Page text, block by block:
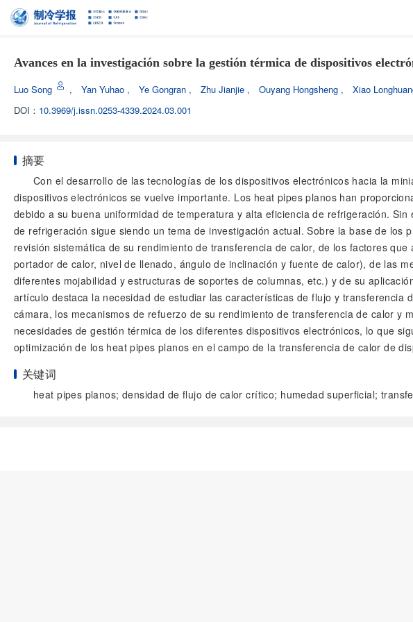
Avances en la investigación sobre la gestión térmica de dispositivos
Luo Song , Yan Yuhao , Ye Gongran , Zhu Jianjie , Ouyang Hongsheng , Xiao
DOI： 10.3969/j.issn.0253-4339.2024.03.001
摘要
Con el desarrollo de las tecnologías de los dispositivos electrónicos hacia la
dispositivos electrónicos se vuelve importante. Los heat pipes planos han
debido a su buena uniformidad de temperatura y alta eficiencia de refrigeración.
de refrigeración sigue siendo un tema de investigación actual. Sobre la base de
revisión sistemática de su rendimiento de transferencia de calor, de los factores
portador de calor, nivel de llenado, ángulo de inclinación y fuente de calor), de las
diferentes mojabilidad y estructuras de soportes de columnas, etc.) y de su
artículo destaca la necesidad de estudiar las características de flujo y
cámara, los mecanismos de refuerzo de su rendimiento de transferencia de calor
necesidades de gestión térmica de los diferentes dispositivos electrónicos, lo que
optimización de los heat pipes planos en el campo de la transferencia de calor de
关键词
heat pipes planos; densidad de flujo de calor crítico; humedad superficial;